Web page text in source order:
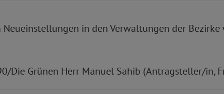
in den Verwaltungen der
Die Grünen Herr Manuel Sahib (Antragsteller/